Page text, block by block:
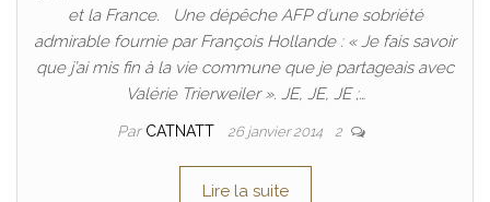
et la France. Une dépêche AFP d’une sobriété
admirable fournie par François Hollande : « Je fais savoir
que j’ai mis fin à la vie commune que je partageais avec
Valérie Trierweiler ». JE, JE, JE ;…
Par CATNATT 26 janvier 2014 2
Lire la suite